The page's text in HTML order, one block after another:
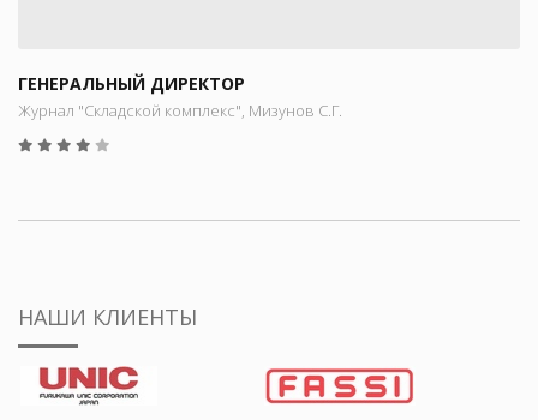
ГЕНЕРАЛЬНЫЙ ДИРЕКТОР
Журнал "Складской комплекс", Мизунов С.Г.
НАШИ КЛИЕНТЫ